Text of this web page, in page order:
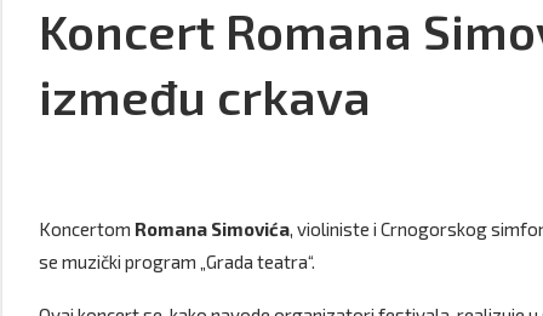
Koncert Romana
između crkava
Koncertom Romana Simovića, violiniste i Crnogorskog
se muzički program „Grada teatra“.